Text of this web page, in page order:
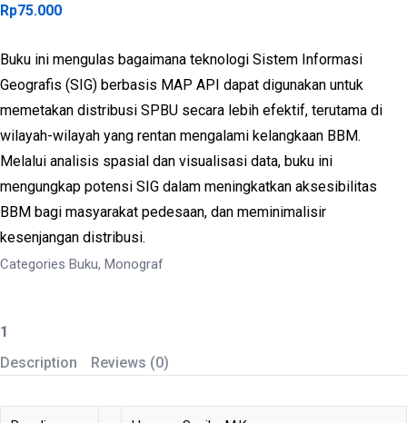
Rp75.000
Buku ini mengulas bagaimana teknologi Sistem Informasi
Geografis (SIG) berbasis MAP API dapat digunakan untuk
memetakan distribusi SPBU secara lebih efektif, terutama di
wilayah-wilayah yang rentan mengalami kelangkaan BBM.
Melalui analisis spasial dan visualisasi data, buku ini
mengungkap potensi SIG dalam meningkatkan aksesibilitas
BBM bagi masyarakat pedesaan, dan meminimalisir
kesenjangan distribusi.
Categories Buku, Monograf
Meningkatkan
BBM
Description Reviews (0)